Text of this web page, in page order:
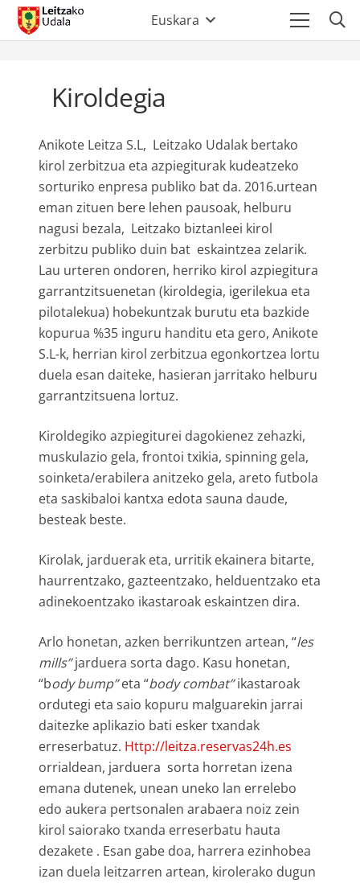
Euskara
Kiroldegia
Anikote Leitza S.L, Leitzako Udalak bertako
kirol zerbitzua eta azpiegiturak kudeatzeko
sorturiko enpresa publiko bat da. 2016.urtean
eman zituen bere lehen pausoak, helburu
nagusi bezala, Leitzako biztanleei kirol
zerbitzu publiko duin bat eskaintzea zelarik.
Lau urteren ondoren, herriko kirol azpiegitura
garrantzitsuenetan (kiroldegia, igerilekua eta
pilotalekua) hobekuntzak burutu eta bazkide
kopurua %35 inguru handitu eta gero, Anikote
S.L-k, herrian kirol zerbitzua egonkortzea lortu
duela esan daiteke, hasieran jarritako helburu
garrantzitsuena lortuz.
Kiroldegiko azpiegiturei dagokienez zehazki,
muskulazio gela, frontoi txikia, spinning gela,
soinketa/erabilera anitzeko gela, areto futbola
eta saskibaloi kantxa edota sauna daude,
besteak beste.
Kirolak, jarduerak eta, urritik ekainera bitarte,
haurrentzako, gazteentzako, helduentzako eta
adinekoentzako ikastaroak eskaintzen dira.
Arlo honetan, azken berrikuntzen artean, “les
mills”jarduera sorta dago. Kasu honetan,
“body bump”eta “body combat”ikastaroak
ordutegi eta saio kopuru malguarekin jarrai
daitezke aplikazio bati esker txandak
erreserbatuz. Http://leitza.reservas24h.es
orrialdean, jarduera sorta horretan izena
emana dutenek, unean uneko lan errelebo
edo aukera pertsonalen arabaera noiz zein
kirol saiorako txanda erreserbatu hauta
dezakete . Esan gabe doa, harrera ezinhobea
izan duela leitzarren artean, kirolerako dugun